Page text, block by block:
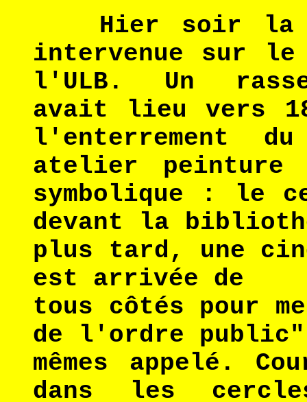
Hier soir la
intervenue sur le
l'ULB. Un
avait lieu vers
l'enterrement
atelier
symbolique : le
devant la
plus tard, une
est arrivée de
tous côtés pour
de l'ordre
mêmes appelé.
dans les